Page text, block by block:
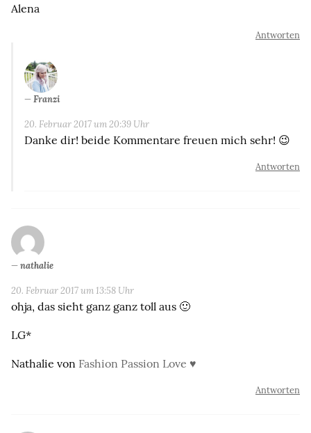
Alena
Antworten
Franzi
20. Februar 2017 um 20:39 Uhr
Danke dir! beide Kommentare freuen mich sehr! 😉
Antworten
nathalie
20. Februar 2017 um 13:58 Uhr
ohja, das sieht ganz ganz toll aus 🙂
LG*
Nathalie von Fashion Passion Love ♥
Antworten